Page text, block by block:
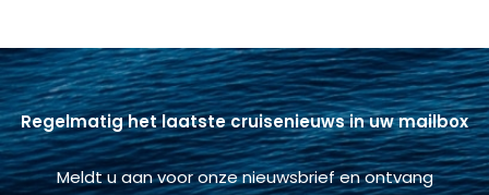
Regelmatig het laatste cruisenieuws in uw mailbox
Meldt u aan voor onze nieuwsbrief en ontvang